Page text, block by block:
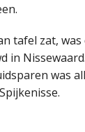
tafel zat,
in
was